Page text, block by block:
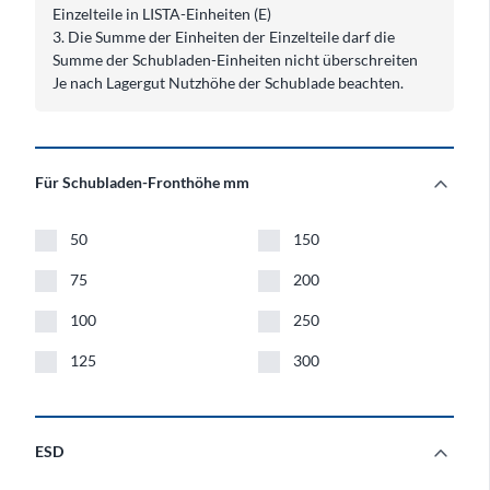
Einzelteile in LISTA-Einheiten (E)
3. Die Summe der Einheiten der Einzelteile darf die
Summe der Schubladen-Einheiten nicht überschreiten
Je nach Lagergut Nutzhöhe der Schublade beachten.
Für Schubladen-Fronthöhe mm expand_more
Für Schubladen-Fronthöhe mm
50 150
75 200
100 250
125 300
ESD expand_more